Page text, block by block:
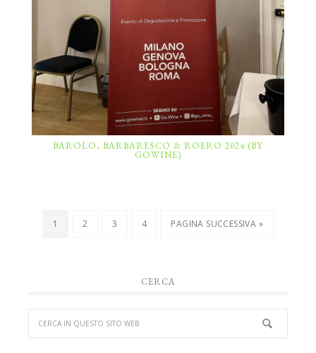
BAROLO, BARBARESCO & ROERO 2024 (BY
GOWINE)
1 2 3 4 PAGINA SUCCESSIVA »
CERCA